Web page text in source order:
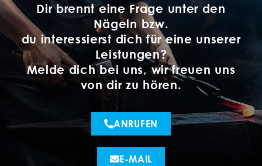
Dir brennt eine Frage unter den
Nägeln bzw.
du interessierst dich für eine unserer
Leistungen?
Melde dich bei uns, wir freuen uns
von dir zu hören.
ANRUFEN
E-MAIL